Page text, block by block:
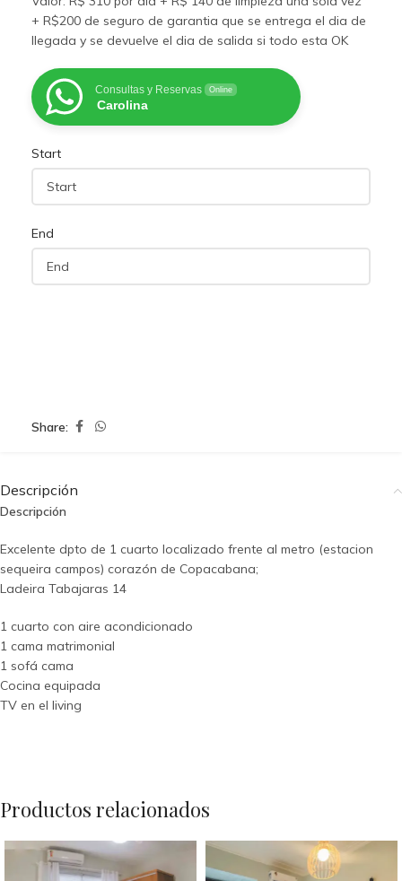
+ R$200 de seguro de garantia que se entrega el dia de
llegada y se devuelve el dia de salida si todo esta OK
Consultas y Reservas Online
Carolina
Start
End
Share:
Descripción
Descripción
Excelente dpto de 1 cuarto localizado frente al metro (estacion
sequeira campos) corazón de Copacabana;
Ladeira Tabajaras 14
1 cuarto con aire acondicionado
1 cama matrimonial
1 sofá cama
Cocina equipada
TV en el living
Productos relacionados